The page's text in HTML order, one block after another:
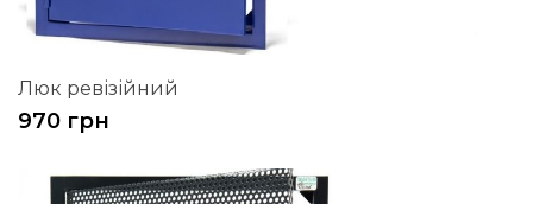
Люк ревізійний
970 грн